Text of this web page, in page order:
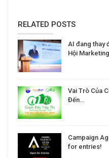
RELATED POSTS
AI đang thay
Hội
Vai Trò Của
Đến…
Campaign
for entries!